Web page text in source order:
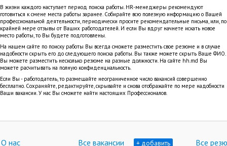
В жизни каждого наступает период поиска работы. HR-менеджеры рекомендуют
готовиться к смене места работы заранее. Собирайте всю полезную информацию о Вашей
профессиональной деятельности, периодически просите рекомендательные письма, или, по
крайней мере отзывы от Ваших работодателей. И если Вы вдруг начнете искать новое
место работы, то Вы будете подготовлены.
На нашем сайте по поиску работы Вы всегда сможете разместить свое резюме и в случае
надобности скрыть его до следующего поиска работы. Вы также можете скрыть Ваше ФИО.
Вы можете разместить несколько резюме на разные должности. На сайте hh.md Вы
можете расчитывать на полную конфиденциальность.
Если Вы - работодатель, то размещайте неограниченное число вакансий совершенно
бесплатно. Сохраняйте, редактируйте, скрывайте и снова отображайте по мере надобности
Ваши вакансии. У нас Вы сможете найти настоящих Профессионалов.
О нас Все вакансии + добавить Все